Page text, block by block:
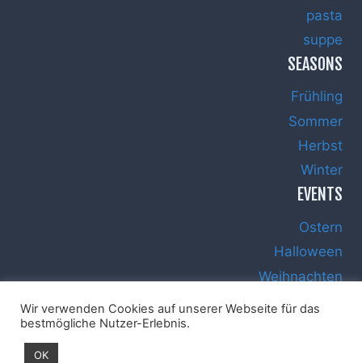
pasta
suppe
SEASONS
Frühling
Sommer
Herbst
Winter
EVENTS
Ostern
Halloween
Weihnachten
Silvester
Wir verwenden Cookies auf unserer Webseite für das
bestmögliche Nutzer-Erlebnis.
OK